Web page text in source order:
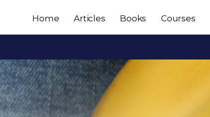
Home Articles Books Courses